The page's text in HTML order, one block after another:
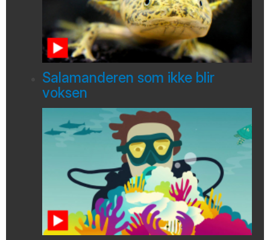
Salamanderen som ikke blir
voksen